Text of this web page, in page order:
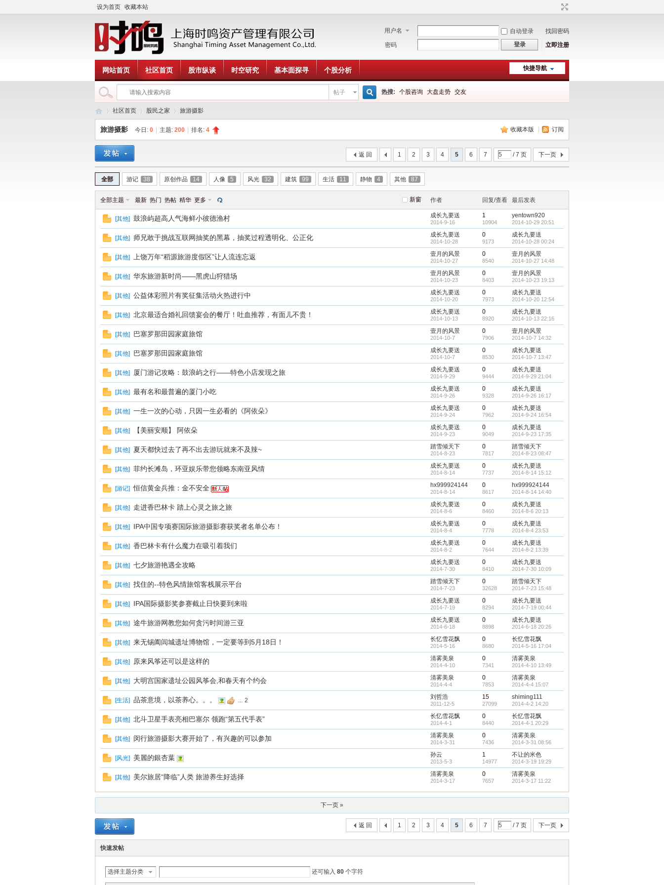
设为首页 收藏本站
用户名 自动登录
找回密码
密码
登录 立即注册
快捷导航
网站首页 社区首页 股市纵谈 时空研究 基本面探寻 个股分析
帖子
索
热搜: 个股咨询 大盘走势 交友
»
社区首页 股民之家 旅游摄影
收藏本版 订阅
旅游摄影 今日: 0 主题: 200 排名: 4
1 2 3 4 5 6 7 / 7 页 下一页
返 回
全部 游记 38 原创作品 14 人像 5 风光 32 建筑 99 生活 11 静物 4 其他 87
新窗
全部主题 最新 热门 热帖 精华 更多 作者 回复/查看 最后发表
[其他] 鼓浪屿超高人气海鲜小彼德渔村 成长九要送
2014-9-16
1
10904
yentown920
2014-10-29 20:51
[其他] 师兄敢于挑战互联网抽奖的黑幕，抽奖过程透明化、公正化 成长九要送
2014-10-28
0
9173
成长九要送
2014-10-28 00:24
[其他] 上饶万年“稻源旅游度假区”让人流连忘返 壹月的风景
2014-10-27
0
8540
壹月的风景
2014-10-27 14:48
[其他] 华东旅游新时尚——黑虎山狩猎场 壹月的风景
2014-10-23
0
8403
壹月的风景
2014-10-23 19:13
[其他] 公益体彩照片有奖征集活动火热进行中 成长九要送
2014-10-20
0
7973
成长九要送
2014-10-20 12:54
[其他] 北京最适合婚礼回馈宴会的餐厅！吐血推荐，有面儿不贵！ 成长九要送
2014-10-13
0
8920
成长九要送
2014-10-13 22:16
[其他] 巴塞罗那田园家庭旅馆 壹月的风景
2014-10-7
0
7906
壹月的风景
2014-10-7 14:32
[其他] 巴塞罗那田园家庭旅馆 成长九要送
2014-10-7
0
8530
成长九要送
2014-10-7 13:47
[其他] 厦门游记攻略：鼓浪屿之行——特色小店发现之旅 成长九要送
2014-9-29
0
9444
成长九要送
2014-9-29 21:04
[其他] 最有名和最普遍的厦门小吃 成长九要送
2014-9-26
0
9328
成长九要送
2014-9-26 16:17
[其他] 一生一次的心动，只因一生必看的《阿依朵》 成长九要送
2014-9-24
0
7962
成长九要送
2014-9-24 16:54
[其他] 【美丽安顺】 阿依朵 成长九要送
2014-9-23
0
9049
成长九要送
2014-9-23 17:35
[其他] 夏天都快过去了再不出去游玩就来不及辣~ 踏雪倾天下
2014-8-23
0
7817
踏雪倾天下
2014-8-23 08:47
[其他] 菲约长滩岛，环亚娱乐带您领略东南亚风情 成长九要送
2014-8-14
0
7737
成长九要送
2014-8-14 15:12
[游记] 恒信黄金兵推：金不安全 hx999924144
2014-8-14
0
8617
hx999924144
2014-8-14 14:40
[其他] 走进香巴林卡 踏上心灵之旅之旅 成长九要送
2014-8-6
0
8460
成长九要送
2014-8-6 20:13
[其他] IPA中国专项赛国际旅游摄影赛获奖者名单公布！ 成长九要送
2014-8-4
0
7778
成长九要送
2014-8-4 23:53
[其他] 香巴林卡有什么魔力在吸引着我们 成长九要送
2014-8-2
0
7644
成长九要送
2014-8-2 13:39
[其他] 七夕旅游艳遇全攻略 成长九要送
2014-7-30
0
8410
成长九要送
2014-7-30 10:09
[其他] 找住的--特色风情旅馆客栈展示平台 踏雪倾天下
2014-7-23
0
32628
踏雪倾天下
2014-7-23 15:48
[其他] IPA国际摄影奖参赛截止日快要到来啦 成长九要送
2014-7-19
0
8294
成长九要送
2014-7-19 00:44
[其他] 途牛旅游网教您如何贪污时间游三亚 成长九要送
2014-6-18
0
8898
成长九要送
2014-6-18 20:26
[其他] 来无锡阖闾城遗址博物馆，一定要等到5月18日！ 长忆雪花飘
2014-5-16
0
8680
长忆雪花飘
2014-5-16 17:04
[其他] 原来风筝还可以是这样的 清雾美泉
2014-4-10
0
7341
清雾美泉
2014-4-10 13:49
[其他] 大明宫国家遗址公园风筝会,和春天有个约会 清雾美泉
2014-4-4
0
7853
清雾美泉
2014-4-4 15:07
[生活] 品茶意境，以茶养心。。。 ... 2 刘哲浩
2011-12-5
15
27099
shiming111
2014-4-2 14:20
[其他] 北斗卫星手表亮相巴塞尔 领跑“第五代手表” 长忆雪花飘
2014-4-1
0
8440
长忆雪花飘
2014-4-1 20:29
[其他] 闵行旅游摄影大赛开始了，有兴趣的可以参加 清雾美泉
2014-3-31
0
7436
清雾美泉
2014-3-31 08:56
[风光] 美麗的銀杏葉 孙云
2013-5-3
1
14977
不让的米色
2014-3-19 19:29
[其他] 美尔旅居“降临”人类 旅游养生好选择 清雾美泉
2014-3-17
0
7657
清雾美泉
2014-3-17 11:22
下一页 »
1 2 3 4 5 6 7 / 7 页 下一页
返 回
快速发帖
选择主题分类 还可输入 80 个字符